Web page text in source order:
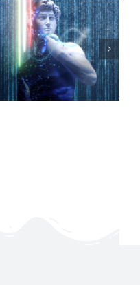
Rendering 3D: la
soluzione
intelligente per
ridurre i costi dei
set fotografici
aziendali